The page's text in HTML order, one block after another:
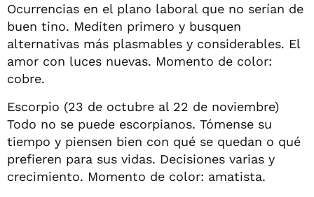
Ocurrencias en el plano laboral que no serían de
buen tino. Mediten primero y busquen
alternativas más plasmables y considerables. El
amor con luces nuevas. Momento de color:
cobre.
Escorpio (23 de octubre al 22 de noviembre)
Todo no se puede escorpianos. Tómense su
tiempo y piensen bien con qué se quedan o qué
prefieren para sus vidas. Decisiones varias y
crecimiento. Momento de color: amatista.